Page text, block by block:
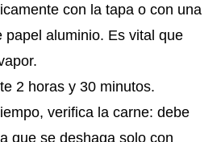
con la tapa o con una
papel aluminio. Es vital que
2 horas y 30 minutos.
verifica la carne: debe
que se deshaga solo con